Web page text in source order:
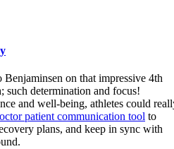
Benjaminsen on that impressive 4th
such determination and focus!
and well-being, athletes could
patient communication tool to
plans, and keep in sync with